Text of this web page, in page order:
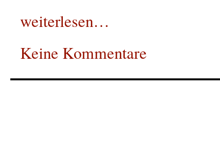
weiterlesen…
Keine Kommentare